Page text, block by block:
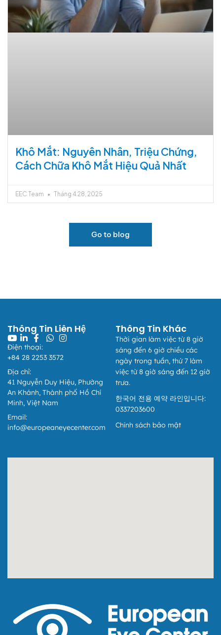
Khô Mắt: Nguyên Nhân, Triệu Chứng,
Cách Chữa Khô Mắt Hiệu Quả Nhất
EEC Team Tháng 4 28, 2025
Go to blog
Thông Tin Liên Hệ
Điện thoại:
+84 28 2253 3572
Địa chỉ:
41 Nguyễn Duy Hiệu, Phường
An Khánh, Thành phố Hồ Chí
Minh, Việt Nam
Email:
info@europeaneyecenter.com
Thông Tin Khác
Thời gian làm việc từ 8 giờ
sáng đến 6 giờ chiều các
ngày trong tuần, thứ 7 làm
việc từ 8 giờ sáng đến 12 giờ
trưa.
한국어 전용 예약 라인입니다:
0337203600
Chính sách bảo mật
Áp dụng từ ngày 01/07/2026
Kính gửi Quý Khách hàng,
Căn cứ điểm b khoản 4 Phụ lục ban hành kèm theo Nghị
định 254/2026/NĐ-CP, từ ngày 01/07/2026, quy định về
thông tin người mua trên hóa đơn điện tử đối với khách
hàng cá nhân (người tiêu dùng) và khách hàng có mã số
đơn vị có quan hệ với ngân sách được áp dụng như sau:
I. Khách hàng là cá nhân không kinh doanh:
1. Khi có nhu cầu xuất hóa đơn, Quý khách vui lòng cung
cấp:
danh cá nhân.
Hóa đơn xuất dưới tên “Bán cho người tiêu dùng” hoặc
không đủ thông tin sẽ KHÔNGcó giá trị để hạch toán chi
phí, quyết toán thuế, thanh toán bảo hiểm, thanh toán